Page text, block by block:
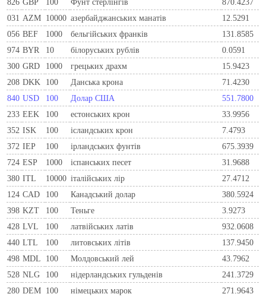
031 AZM 10000 азербайджанських манатів
12.5291
056 BEF 1000 бельгiйських франкiв
131.8585
974 BYR 10 білоруських рублів
0.0591
300 GRD 1000 грецьких драхм
15.9423
208 DKK 100 Данська крона
71.4230
840 USD 100 Долар США
551.7800
233 EEK 100 естонських крон
33.9956
352 ISK 100 ісландських крон
7.4793
372 IEP 100 iрландських фунтiв
675.3939
724 ESP 1000 iспанських песет
31.9688
380 ITL 10000 iталiйських лiр
27.4712
124 CAD 100 Канадський долар
380.5924
398 KZT 100 Теньге
3.9273
428 LVL 100 латвійських латів
932.0608
440 LTL 100 литовських літів
137.9450
498 MDL 100 Молдовський лей
43.7962
528 NLG 100 нiдерландських гульденiв
241.3729
280 DEM 100 нiмецьких марок
271.9643